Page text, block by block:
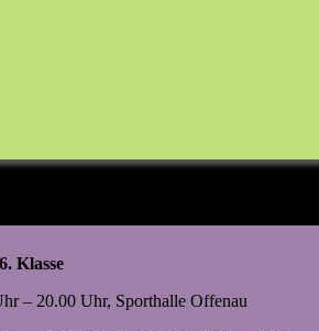
Klasse
– 20.00 Uhr, Sporthalle Offenau